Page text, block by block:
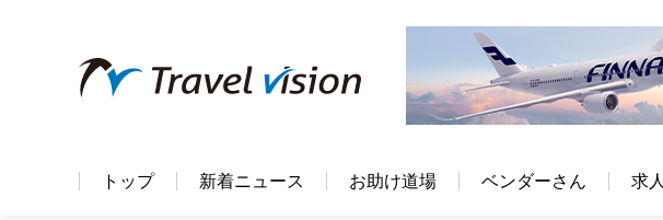
トップ 新着ニュース お助け道場 ベンダーさん 求人